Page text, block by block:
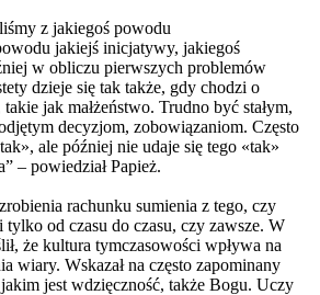
z jakiegoś powodu
jakiejś inicjatywy, jakiegoś
w obliczu pierwszych problemów
dzieje się tak także, gdy chodzi o
jak małżeństwo. Trudno być stałym,
decyzjom, zobowiązaniom. Często
ale później nie udaje się tego «tak»
– powiedział Papież.
rachunku sumienia z tego, czy
tylko od czasu do czasu, czy zawsze. W
że kultura tymczasowości wpływa na
wiary. Wskazał na często zapominany
jest wdzięczność, także Bogu. Uczy